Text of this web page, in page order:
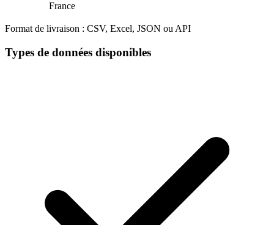
France
Format de livraison : CSV, Excel, JSON ou API
Types de données disponibles